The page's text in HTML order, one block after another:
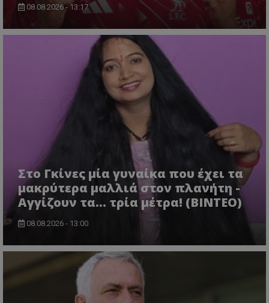
08.08.2026 - 13:17
Στο Γκίνες μία γυναίκα που έχει τα
μακρύτερα μαλλιά στον πλανήτη -
Αγγίζουν τα... τρία μέτρα! (ΒΙΝΤΕΟ)
08.08.2026 - 13:00